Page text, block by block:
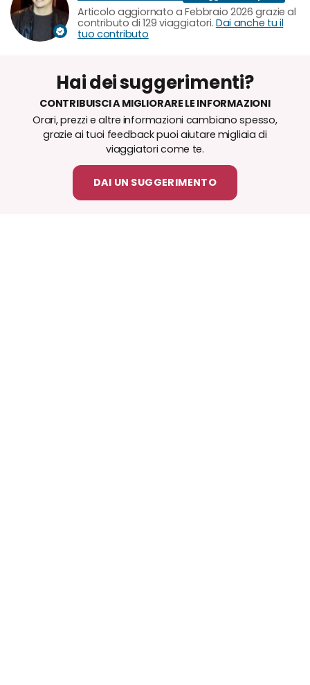
Articolo aggiornato a Febbraio 2026 grazie al
contributo di 129 viaggiatori. Dai anche tu il
tuo contributo
Hai dei suggerimenti?
CONTRIBUISCI A MIGLIORARE LE INFORMAZIONI
Orari, prezzi e altre informazioni cambiano spesso,
grazie ai tuoi feedback puoi aiutare migliaia di
viaggiatori come te.
DAI UN SUGGERIMENTO